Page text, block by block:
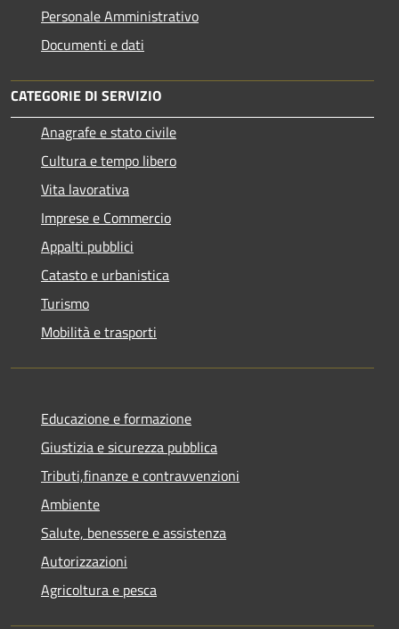
Personale Amministrativo
Documenti e dati
CATEGORIE DI SERVIZIO
Anagrafe e stato civile
Cultura e tempo libero
Vita lavorativa
Imprese e Commercio
Appalti pubblici
Catasto e urbanistica
Turismo
Mobilità e trasporti
Educazione e formazione
Giustizia e sicurezza pubblica
Tributi,finanze e contravvenzioni
Ambiente
Salute, benessere e assistenza
Autorizzazioni
Agricoltura e pesca